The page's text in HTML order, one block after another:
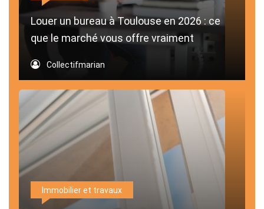
Louer un bureau à Toulouse en 2026 : ce
que le marché vous offre vraiment
Collectifmarian
Immobilier et travaux